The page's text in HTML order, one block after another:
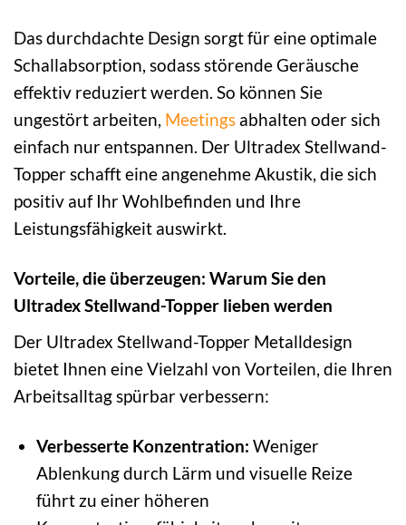
Das durchdachte Design sorgt für eine optimale
Schallabsorption, sodass störende Geräusche
effektiv reduziert werden. So können Sie
ungestört arbeiten, Meetings abhalten oder sich
einfach nur entspannen. Der Ultradex Stellwand-
Topper schafft eine angenehme Akustik, die sich
positiv auf Ihr Wohlbefinden und Ihre
Leistungsfähigkeit auswirkt.
Vorteile, die überzeugen: Warum Sie den
Ultradex Stellwand-Topper lieben werden
Der Ultradex Stellwand-Topper Metalldesign
bietet Ihnen eine Vielzahl von Vorteilen, die Ihren
Arbeitsalltag spürbar verbessern:
Verbesserte Konzentration: Weniger
Ablenkung durch Lärm und visuelle Reize
führt zu einer höheren